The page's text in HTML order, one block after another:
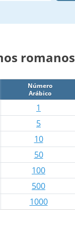
romanos
Número
Arábico
1
5
10
50
100
500
1000